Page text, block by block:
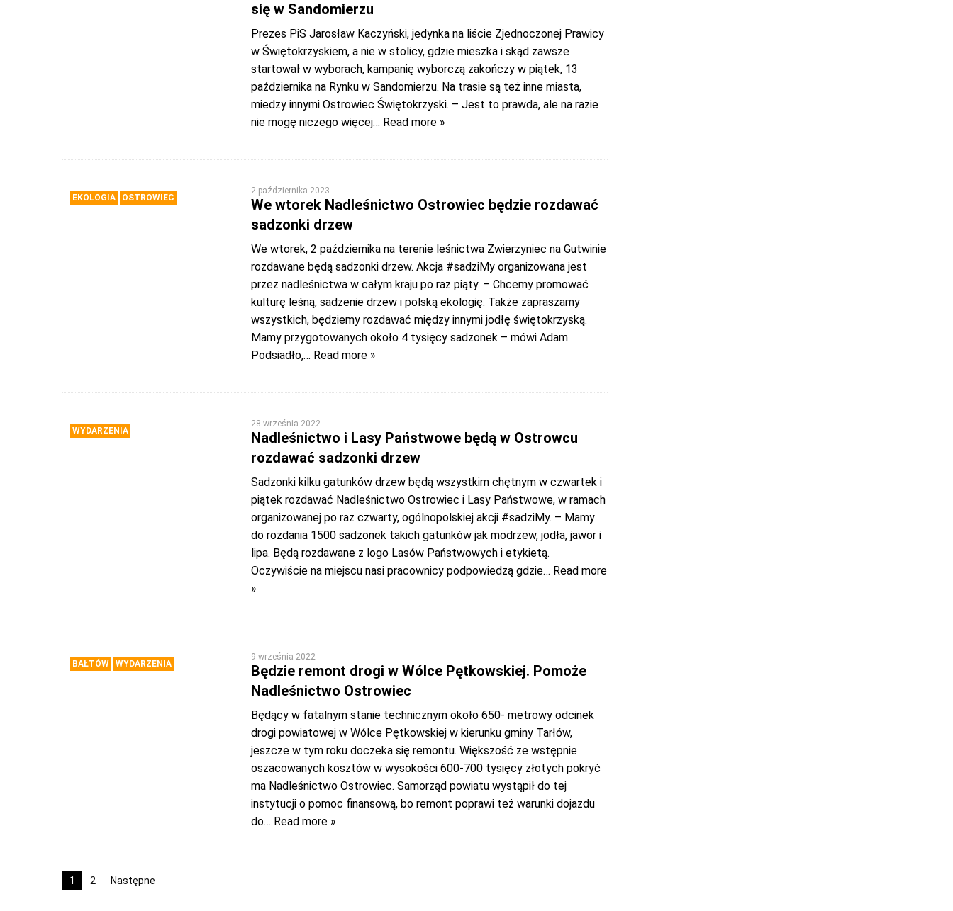
się w Sandomierzu
Prezes PiS Jarosław Kaczyński, jedynka na liście Zjednoczonej Prawicy
w Świętokrzyskiem, a nie w stolicy, gdzie mieszka i skąd zawsze
startował w wyborach, kampanię wyborczą zakończy w piątek, 13
października na Rynku w Sandomierzu. Na trasie są też inne miasta,
miedzy innymi Ostrowiec Świętokrzyski. – Jest to prawda, ale na razie
nie mogę niczego więcej… Read more »
EKOLOGIA OSTROWIEC
2 października 2023
We wtorek Nadleśnictwo Ostrowiec będzie rozdawać
sadzonki drzew
We wtorek, 2 października na terenie leśnictwa Zwierzyniec na Gutwinie
rozdawane będą sadzonki drzew. Akcja #sadziMy organizowana jest
przez nadleśnictwa w całym kraju po raz piąty. – Chcemy promować
kulturę leśną, sadzenie drzew i polską ekologię. Także zapraszamy
wszystkich, będziemy rozdawać między innymi jodłę świętokrzyską.
Mamy przygotowanych około 4 tysięcy sadzonek – mówi Adam
Podsiadło,… Read more »
WYDARZENIA
28 września 2022
Nadleśnictwo i Lasy Państwowe będą w Ostrowcu
rozdawać sadzonki drzew
Sadzonki kilku gatunków drzew będą wszystkim chętnym w czwartek i
piątek rozdawać Nadleśnictwo Ostrowiec i Lasy Państwowe, w ramach
organizowanej po raz czwarty, ogólnopolskiej akcji #sadziMy. – Mamy
do rozdania 1500 sadzonek takich gatunków jak modrzew, jodła, jawor i
lipa. Będą rozdawane z logo Lasów Państwowych i etykietą.
Oczywiście na miejscu nasi pracownicy podpowiedzą gdzie… Read more
»
BAŁTÓW WYDARZENIA
9 września 2022
Będzie remont drogi w Wólce Pętkowskiej. Pomoże
Nadleśnictwo Ostrowiec
Będący w fatalnym stanie technicznym około 650- metrowy odcinek
drogi powiatowej w Wólce Pętkowskiej w kierunku gminy Tarłów,
jeszcze w tym roku doczeka się remontu. Większość ze wstępnie
oszacowanych kosztów w wysokości 600-700 tysięcy złotych pokryć
ma Nadleśnictwo Ostrowiec. Samorząd powiatu wystąpił do tej
instytucji o pomoc finansową, bo remont poprawi też warunki dojazdu
do… Read more »
1 2 Następne